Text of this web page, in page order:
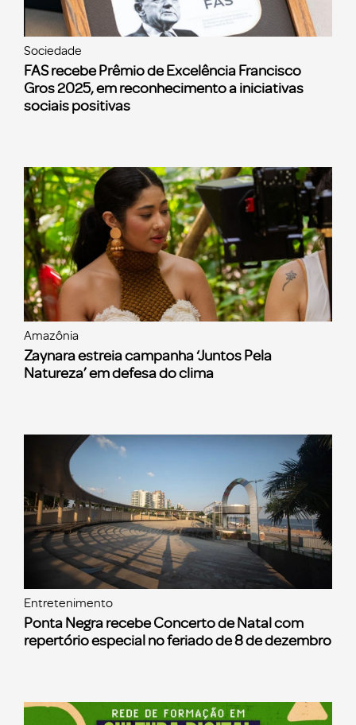
Sociedade
FAS recebe Prêmio de Excelência Francisco
Gros 2025, em reconhecimento a iniciativas
sociais positivas
Amazônia
Zaynara estreia campanha ‘Juntos Pela
Natureza’ em defesa do clima
Entretenimento
Ponta Negra recebe Concerto de Natal com
repertório especial no feriado de 8 de dezembro